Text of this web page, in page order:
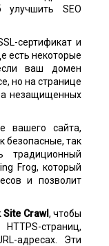
улучшить SEO
сертификат и
есть некоторые
ваш домен
но на странице
незащищенных
вашего сайта,
безопасные, так
Frog, который
и позволит
Site Crawl, чтобы
страниц,
адресах. Эти